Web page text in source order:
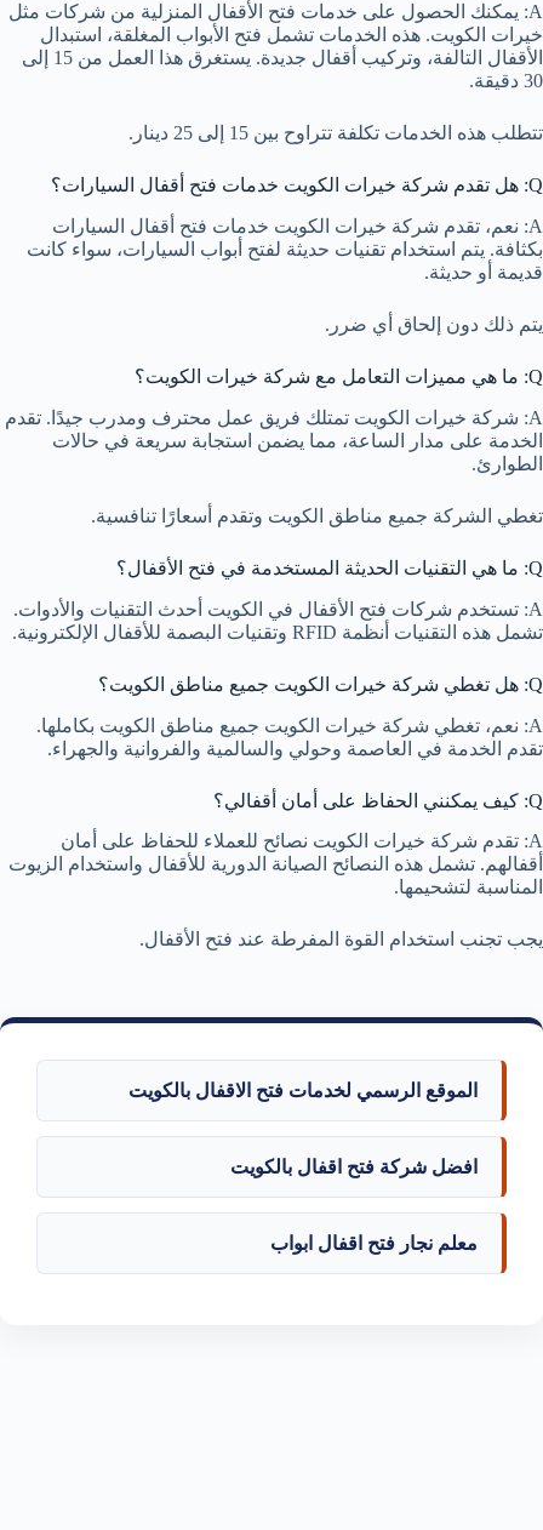
A: يمكنك الحصول على خدمات فتح الأقفال المنزلية من شركات مثل
خيرات الكويت. هذه الخدمات تشمل فتح الأبواب المغلقة، استبدال
الأقفال التالفة، وتركيب أقفال جديدة. يستغرق هذا العمل من 15 إلى
30 دقيقة.
تتطلب هذه الخدمات تكلفة تتراوح بين 15 إلى 25 دينار.
Q: هل تقدم شركة خيرات الكويت خدمات فتح أقفال السيارات؟
A: نعم، تقدم شركة خيرات الكويت خدمات فتح أقفال السيارات
بكثافة. يتم استخدام تقنيات حديثة لفتح أبواب السيارات، سواء كانت
قديمة أو حديثة.
يتم ذلك دون إلحاق أي ضرر.
Q: ما هي مميزات التعامل مع شركة خيرات الكويت؟
A: شركة خيرات الكويت تمتلك فريق عمل محترف ومدرب جيدًا. تقدم
الخدمة على مدار الساعة، مما يضمن استجابة سريعة في حالات
الطوارئ.
تغطي الشركة جميع مناطق الكويت وتقدم أسعارًا تنافسية.
Q: ما هي التقنيات الحديثة المستخدمة في فتح الأقفال؟
A: تستخدم شركات فتح الأقفال في الكويت أحدث التقنيات والأدوات.
تشمل هذه التقنيات أنظمة RFID وتقنيات البصمة للأقفال الإلكترونية.
Q: هل تغطي شركة خيرات الكويت جميع مناطق الكويت؟
A: نعم، تغطي شركة خيرات الكويت جميع مناطق الكويت بكاملها.
تقدم الخدمة في العاصمة وحولي والسالمية والفروانية والجهراء.
Q: كيف يمكنني الحفاظ على أمان أقفالي؟
A: تقدم شركة خيرات الكويت نصائح للعملاء للحفاظ على أمان
أقفالهم. تشمل هذه النصائح الصيانة الدورية للأقفال واستخدام الزيوت
المناسبة لتشحيمها.
يجب تجنب استخدام القوة المفرطة عند فتح الأقفال.
الموقع الرسمي لخدمات فتح الاقفال بالكويت
افضل شركة فتح اقفال بالكويت
معلم نجار فتح اقفال ابواب